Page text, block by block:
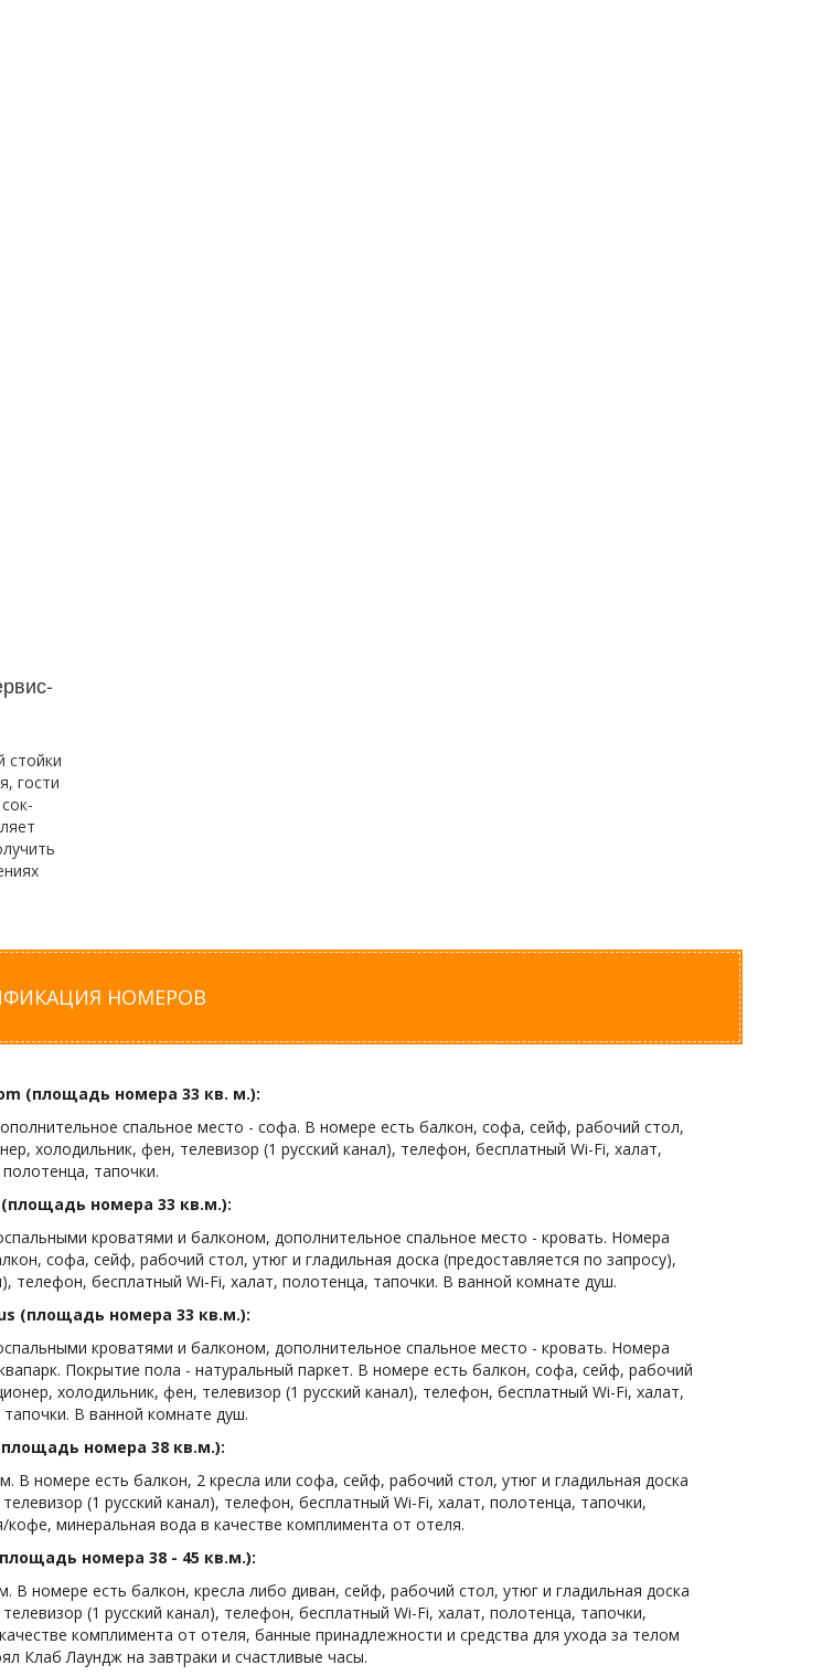
стойки
гости
НОМЕРОВ
(площадь номера 33 кв. м.):
спальное место - софа. В номере есть балкон, софа, сейф, рабочий стол,
холодильник, фен, телевизор (1 русский канал), телефон, бесплатный Wi-Fi, халат,
полотенца, тапочки.
(площадь номера 33 кв.м.):
кроватями и балконом, дополнительное спальное место - кровать. Номера
софа, сейф, рабочий стол, утюг и гладильная доска (предоставляется по запросу),
телефон, бесплатный Wi-Fi, халат, полотенца, тапочки. В ванной комнате душ.
(площадь номера 33 кв.м.):
кроватями и балконом, дополнительное спальное место - кровать. Номера
Покрытие пола - натуральный паркет. В номере есть балкон, софа, сейф, рабочий
холодильник, фен, телевизор (1 русский канал), телефон, бесплатный Wi-Fi, халат,
В ванной комнате душ.
номера 38 кв.м.):
номере есть балкон, 2 кресла или софа, сейф, рабочий стол, утюг и гладильная доска
(1 русский канал), телефон, бесплатный Wi-Fi, халат, полотенца, тапочки,
кофе, минеральная вода в качестве комплимента от отеля.
номера 38 - 45 кв.м.):
номере есть балкон, кресла либо диван, сейф, рабочий стол, утюг и гладильная доска
(1 русский канал), телефон, бесплатный Wi-Fi, халат, полотенца, тапочки,
комплимента от отеля, банные принадлежности и средства для ухода за телом
Клаб Лаундж на завтраки и счастливые часы.